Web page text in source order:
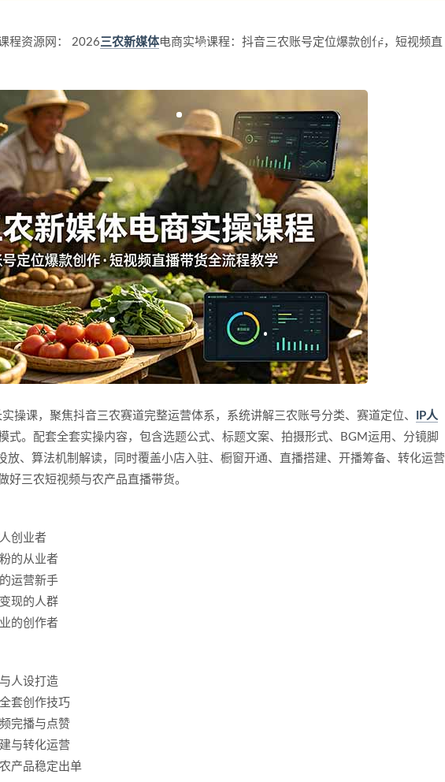
程资源网： 2026三农新媒体电商实操课程：抖音三农账号定位爆款创作，短视频直
操课，聚焦抖音三农赛道完整运营体系，系统讲解三农账号分类、赛道定位、
IP人
式。配套全套实操内容，包含选题公式、标题文案、拍摄形式、BGM运用、分镜脚
放、算法机制解读，同时覆盖小店入驻、橱窗开通、直播搭建、开播筹备、转化运营
好三农短视频与农产品直播带货。
创业者
的从业者
运营新手
现的人群
的创作者
人设打造
套创作技巧
完播与点赞
与转化运营
产品稳定出单